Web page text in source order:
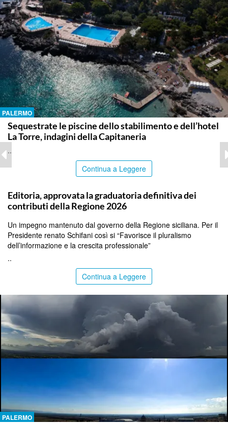
PALERMO
Sequestrate le piscine dello stabilimento e dell’hotel
La Torre, indagini della Capitaneria
..
Continua a Leggere
Editoria, approvata la graduatoria definitiva dei
contributi della Regione 2026
Un impegno mantenuto dal governo della Regione siciliana. Per il
Presidente renato Schifani così si “Favorisce il pluralismo
dell’informazione e la crescita professionale”
..
Continua a Leggere
PALERMO